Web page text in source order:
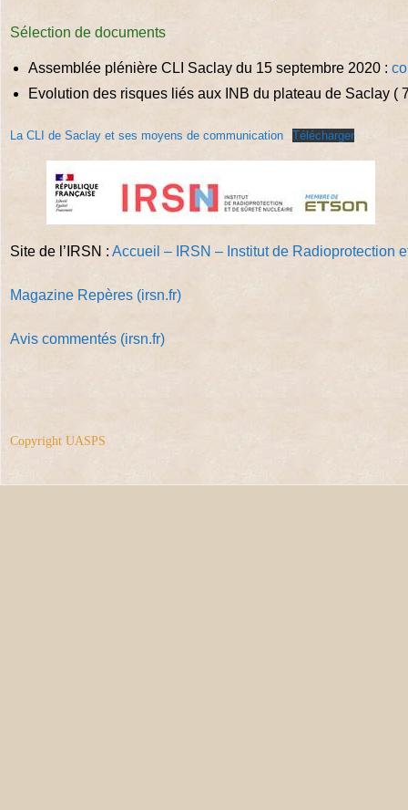
Sélection de documents
Assemblée plénière CLI Saclay du 15 septembre 2020 :
Evolution des risques liés aux INB du plateau de Saclay (
La CLI de Saclay et ses moyens de communication Télécharger
Site de l’IRSN : Accueil – IRSN – Institut de Radioprotection
Magazine Repères (irsn.fr)
Avis commentés (irsn.fr)
Copyright UASPS